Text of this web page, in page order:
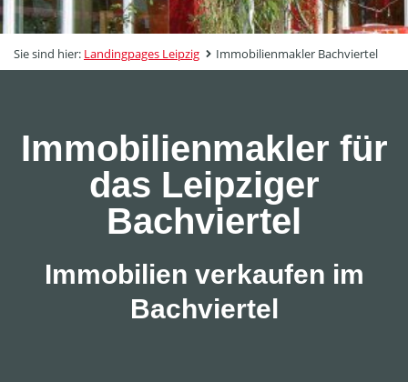
Sie sind hier: Landingpages Leipzig Immobilienmakler Bachviertel
Immobilienmakler für
das Leipziger
Bachviertel
Immobilien verkaufen im
Bachviertel